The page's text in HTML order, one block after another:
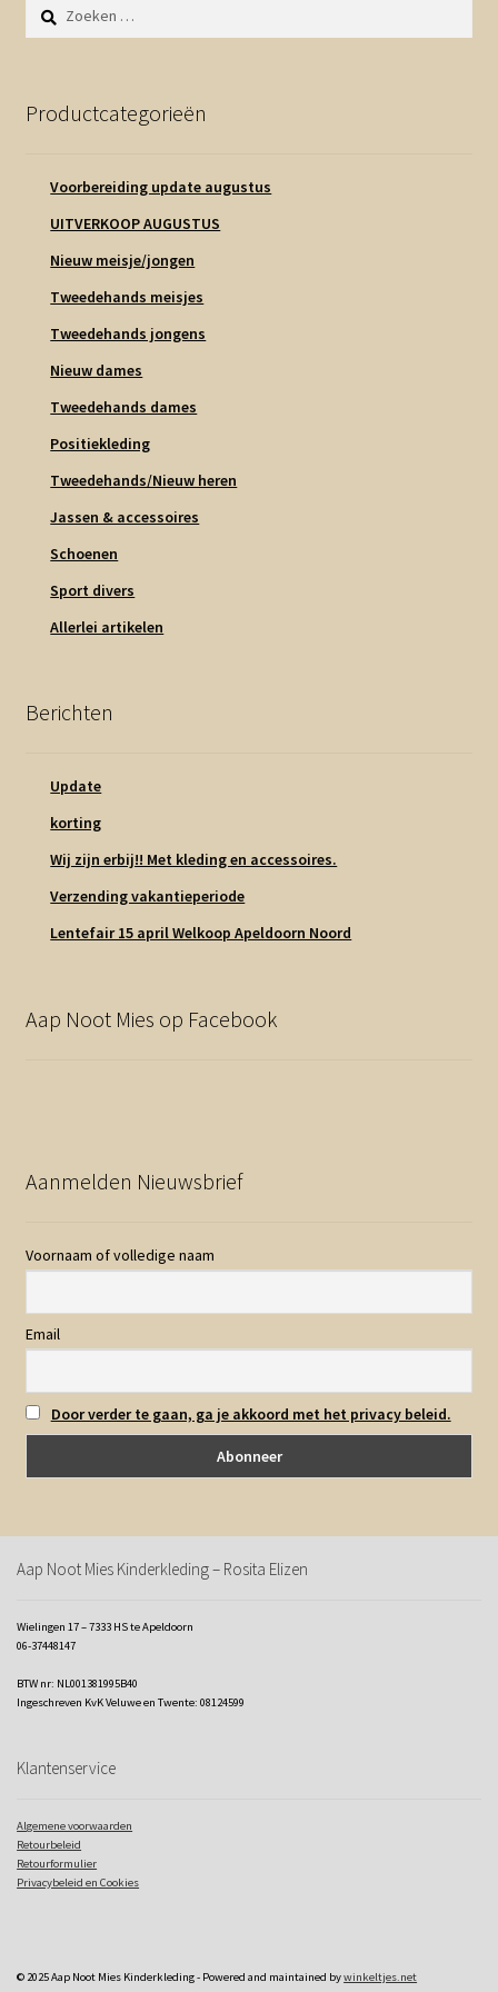
Zoeken
naar:
Productcategorieën
Voorbereiding update augustus
UITVERKOOP AUGUSTUS
Nieuw meisje/jongen
Tweedehands meisjes
Tweedehands jongens
Nieuw dames
Tweedehands dames
Positiekleding
Tweedehands/Nieuw heren
Jassen & accessoires
Schoenen
Sport divers
Allerlei artikelen
Berichten
Update
korting
Wij zijn erbij!! Met kleding en accessoires.
Verzending vakantieperiode
Lentefair 15 april Welkoop Apeldoorn Noord
Aap Noot Mies op Facebook
Aanmelden Nieuwsbrief
Voornaam of volledige naam
Email
Door verder te gaan, ga je akkoord met het privacy beleid.
Aap Noot Mies Kinderkleding – Rosita Elizen
Wielingen 17 – 7333 HS te Apeldoorn
06-37448147
BTW nr: NL001381995B40
Ingeschreven KvK Veluwe en Twente: 08124599
Klantenservice
Algemene voorwaarden
Retourbeleid
Retourformulier
Privacybeleid en Cookies
© 2025 Aap Noot Mies Kinderkleding - Powered and maintained bywinkeltjes.net